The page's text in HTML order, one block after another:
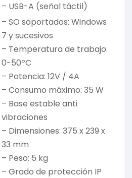
– USB-A (señal táctil)
– SO soportados: Windows
7 y sucesivos
– Temperatura de trabajo:
0-50ºC
– Potencia: 12V / 4A
– Consumo máximo: 35 W
– Base estable anti
vibraciones
– Dimensiones: 375 x 239 x
33 mm
– Peso: 5 kg
– Grado de protección IP